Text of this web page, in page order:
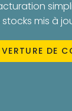
mis à
DE